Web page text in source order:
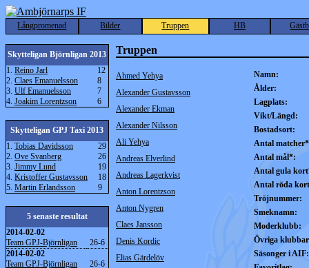
Långpromenad Bilder Truppen HB
Skytteligan Björnligan 2013
1. Reino Jarl
12
2. Claes Emanuelsson
8
3. Ulf Emanuelsson
7
4. Joakim Lorentzson 6
Skytteligan GPJ Taxi 2013
1. Tobias Davidsson
29
2. Ove Svanberg
26
3. Jimmy Lund
19
4. Kristoffer Gustavsson
18
5. Martin Erlandsson 9
5 senaste resultat
2014-02-02
Team GPJ-Björnligan
26-6
2014-02-02
Team GPJ-Björnligan
26-6
Truppen
Ahmed Yehya
Namn:
Ålder:
Lagplats:
Vikt/Längd:
Bostadsort:
Antal
Antal mål*:
Antal gula
Antal röda
Tröjnummer:
Smeknamn:
Moderklubb:
Övriga
Säsonger i AIF:
Alexander Gustavsson
Alexander Ekman
Alexander Nilsson
Ali Yehya
Andreas Elverlind
Andreas Lagerkvist
Anton Lorentzson
Anton Nygren
Claes Jansson
Denis Kordic
Elias Gärdelöv